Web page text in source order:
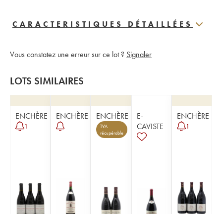
CARACTERISTIQUES DÉTAILLÉES
Vous constatez une erreur sur ce lot ? Signaler
LOTS SIMILAIRES
ENCHÈRE
1
ENCHÈRE ENCHÈRE
TVA
récupérable
E-
CAVISTE
ENCHÈRE
1